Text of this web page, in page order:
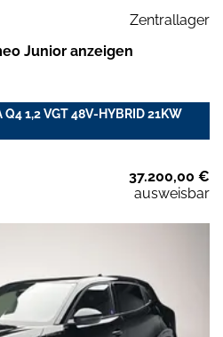
Zentrallager
Junior anzeigen
1,2 VGT 48V-HYBRID 21KW
37.200,00 €
ausweisbar